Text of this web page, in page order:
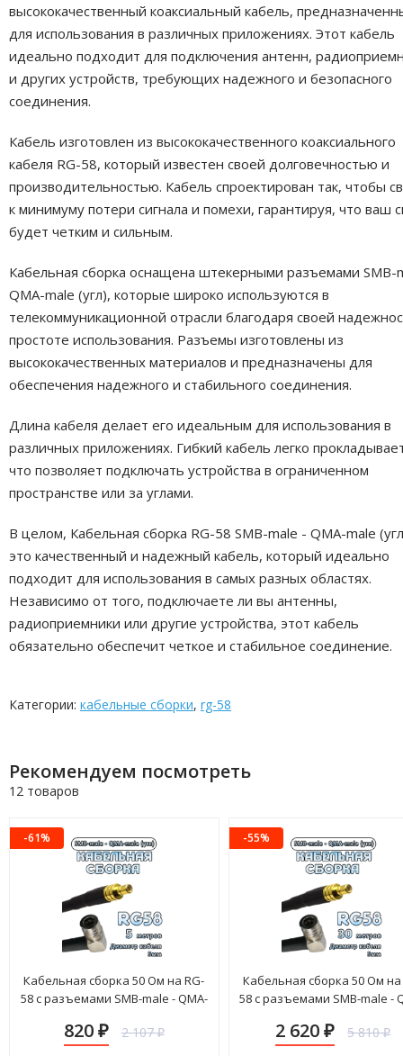
высококачественный коаксиальный кабель,
для использования в различных приложениях. Этот кабель
идеально подходит для подключения антенн,
и других устройств, требующих надежного и безопасного
соединения.
Кабель изготовлен из высококачественного коаксиального
кабеля RG-58, который известен своей долговечностью и
производительностью. Кабель спроектирован так, чтобы
к минимуму потери сигнала и помехи, гарантируя, что ваш
будет четким и сильным.
Кабельная сборка оснащена штекерными разъемами SMB-
QMA-male (угл), которые широко используются в
телекоммуникационной отрасли благодаря своей
простоте использования. Разъемы изготовлены из
высококачественных материалов и предназначены для
обеспечения надежного и стабильного соединения.
Длина кабеля делает его идеальным для использования в
различных приложениях. Гибкий кабель легко
что позволяет подключать устройства в ограниченном
пространстве или за углами.
В целом, Кабельная сборка RG-58 SMB-male - QMA-male
это качественный и надежный кабель, который идеально
подходит для использования в самых разных областях.
Независимо от того, подключаете ли вы антенны,
радиоприемники или другие устройства, этот кабель
обязательно обеспечит четкое и стабильное соединение.
Категории: кабельные сборки, rg-58
Рекомендуем посмотреть
12 товаров
-61%
Кабельная сборка 50 Ом на RG-
58 с разъемами SMB-male - QMA-
820 ₽ 2 107₽
-55%
Кабельная сборка 50 Ом на
58 с разъемами SMB-male -
2 620₽ 5 810₽